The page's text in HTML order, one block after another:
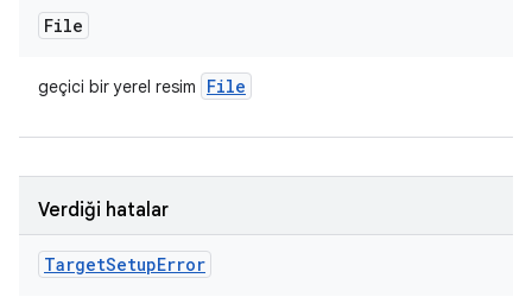
File
geçici bir yerel resim File
Verdiği hatalar
TargetSetupError